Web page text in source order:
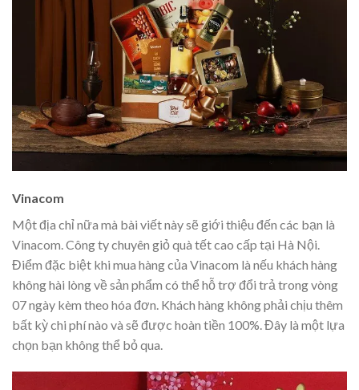
Vinacom
Một địa chỉ nữa mà bài viết này sẽ giới thiệu đến các bạn là
Vinacom. Công ty chuyên giỏ quà tết cao cấp tại Hà Nội.
Điểm đặc biệt khi mua hàng của Vinacom là nếu khách hàng
không hài lòng về sản phẩm có thể hỗ trợ đổi trả trong vòng
07 ngày kèm theo hóa đơn. Khách hàng không phải chịu thêm
bất kỳ chi phí nào và sẽ được hoàn tiền 100%. Đây là một lựa
chọn bạn không thể bỏ qua.